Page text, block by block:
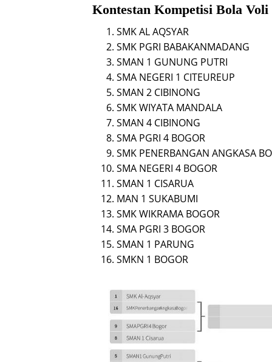
Kontestan Kompetisi Bola
SMK AL AQSYAR
SMK PGRI BABAKANMADANG
SMAN 1 GUNUNG PUTRI
SMA NEGERI 1 CITEUREUP
SMAN 2 CIBINONG
SMK WIYATA MANDALA
SMAN 4 CIBINONG
SMA PGRI 4 BOGOR
SMK PENERBANGAN ANGKASA
SMA NEGERI 4 BOGOR
SMAN 1 CISARUA
MAN 1 SUKABUMI
SMK WIKRAMA BOGOR
SMA PGRI 3 BOGOR
SMAN 1 PARUNG
SMKN 1 BOGOR